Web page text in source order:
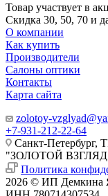
Товар участвует в
Скидка 30, 50, 70 и
О компании
Как купить
Производители
Салоны оптики
Контакты
Карта сайта
zolotoy-
+7-931-212-22-64
Санкт-Петербург,
"ЗОЛОТОЙ
Политика
2026 © ИП